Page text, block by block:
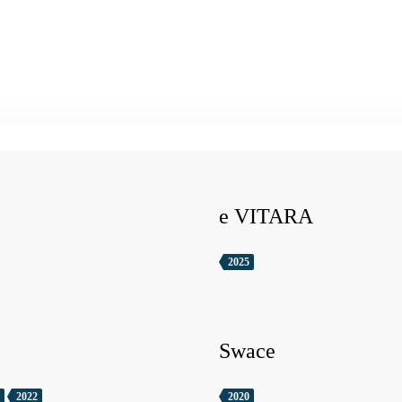
e VITARA
2025
2022
Swace
2020